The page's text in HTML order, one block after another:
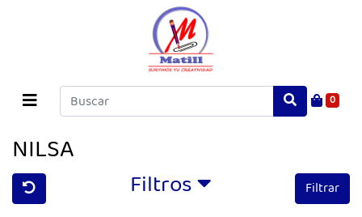
0
NILSA
Filtros
Filtrar